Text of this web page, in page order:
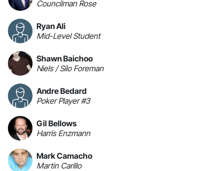
Councilman Rose
Ryan Ali
Mid-Level Student
Shawn Baichoo
Niels / Silo Foreman
Andre Bedard
Poker Player #3
Gil Bellows
Harris Enzmann
Mark Camacho
Martin Carillo